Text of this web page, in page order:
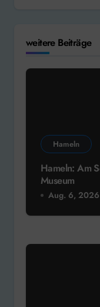
weitere Beiträge
Hameln
Hameln: Am
Museum
Aug. 6, 2026